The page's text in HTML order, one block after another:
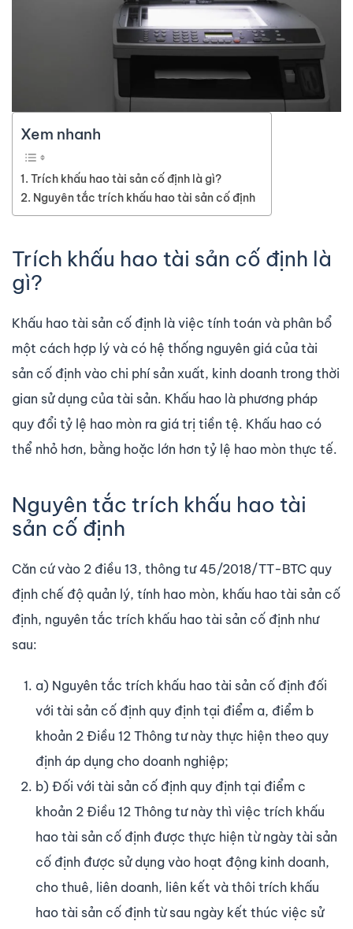
Xem nhanh
Trích khấu hao tài sản cố định là gì?
Nguyên tắc trích khấu hao tài sản cố định
Trích khấu hao tài sản cố định là
gì?
Khấu hao tài sản cố định là việc tính toán và phân bổ
một cách hợp lý và có hệ thống nguyên giá của tài
sản cố định vào chi phí sản xuất, kinh doanh trong thời
gian sử dụng của tài sản. Khấu hao là phương pháp
quy đổi tỷ lệ hao mòn ra giá trị tiền tệ. Khấu hao có
thể nhỏ hơn, bằng hoặc lớn hơn tỷ lệ hao mòn thực tế.
Nguyên tắc trích khấu hao tài
sản cố định
Căn cứ vào 2 điều 13, thông tư 45/2018/TT-BTC quy
định chế độ quản lý, tính hao mòn, khấu hao tài sản cố
định, nguyên tắc trích khấu hao tài sản cố định như
sau:
a) Nguyên tắc trích khấu hao tài sản cố định đối
với tài sản cố định quy định tại điểm a, điểm b
khoản 2 Điều 12 Thông tư này thực hiện theo quy
định áp dụng cho doanh nghiệp;
b) Đối với tài sản cố định quy định tại điểm c
khoản 2 Điều 12 Thông tư này thì việc trích khấu
hao tài sản cố định được thực hiện từ ngày tài sản
cố định được sử dụng vào hoạt động kinh doanh,
cho thuê, liên doanh, liên kết và thôi trích khấu
hao tài sản cố định từ sau ngày kết thúc việc sử